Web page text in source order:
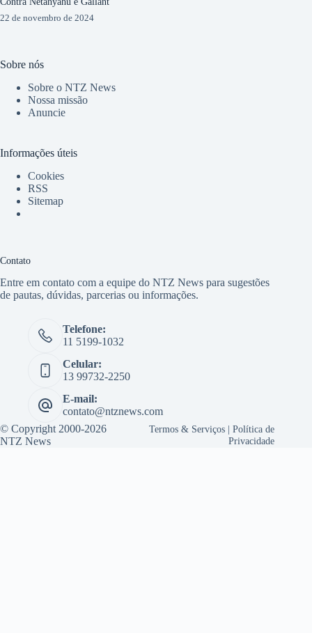
22 de novembro de 2024
Sobre nós
Sobre o NTZ News
Nossa missão
Anuncie
Informações úteis
Cookies
RSS
Sitemap
Contato
Entre em contato com a equipe do NTZ News para sugestões
de pautas, dúvidas, parcerias ou informações.
Telefone:
11 5199-1032
Celular:
13 99732-2250
E-mail:
contato@ntznews.com
© Copyright 2000-2026
NTZ News
Termos & Serviços |Política de
Privacidade